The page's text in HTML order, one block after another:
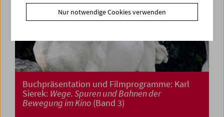
Buchpräsentation und Filmprogramme: Karl
Sierek: Wege. Spuren und Bahnen der
Bewegung im Kino (Band 3)
Nur notwendige Cookies verwenden